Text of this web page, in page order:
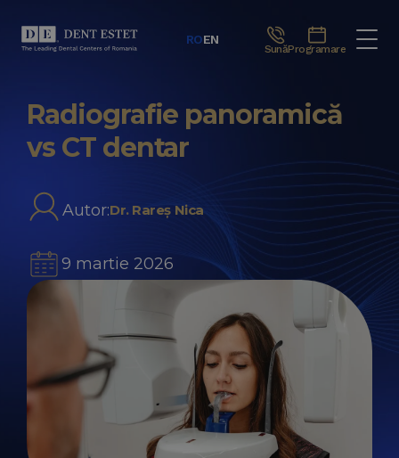
ROEN
SunăProgramare
Radiografie panoramică
vs CT dentar
Autor:Dr. Rareș Nica
9 martie 2026